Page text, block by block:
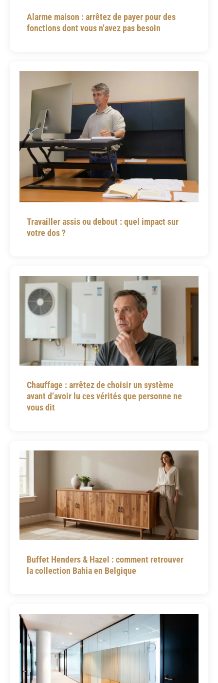
Alarme maison : arrêtez de payer pour des
fonctions dont vous n’avez pas besoin
Travailler assis ou debout : quel impact sur
votre dos ?
Chauffage : arrêtez de choisir un système
avant d’avoir lu ces vérités que personne ne
vous dit
Buffet Henders & Hazel : comment retrouver
la collection Bahia en Belgique